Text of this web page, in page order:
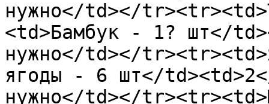
нужно</td></
<td>Бамбук - 1? шт</
нужно</td></
ягоды - 6 шт</
нужно</td></